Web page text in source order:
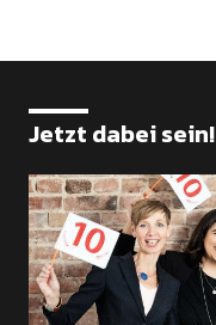
Jetzt dabei sein!